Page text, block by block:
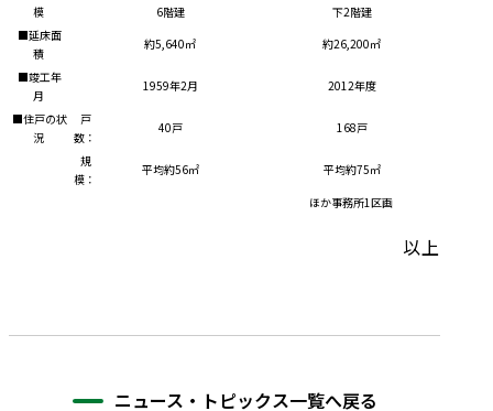
模
6階建
下2階建
■延床面
積
約5,640㎡ 約26,200㎡
■竣工年
月
1959年2月 2012年度
■住戸の状
況
戸
数：
40戸 168戸
規
模：
平均約56㎡ 平均約75㎡
ほか事務所1区画
以上
ニュース・トピックス一覧へ戻る